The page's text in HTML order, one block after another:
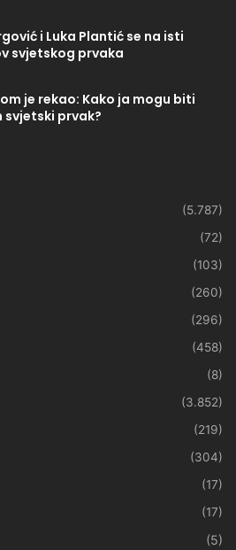
i Luka Plantić se na isti
svjetskog prvaka
je rekao: Kako ja mogu biti
prvak?
(5.787)
(72)
(103)
(260)
(296)
(458)
(8)
(3.852)
(219)
(304)
(17)
(17)
(5)